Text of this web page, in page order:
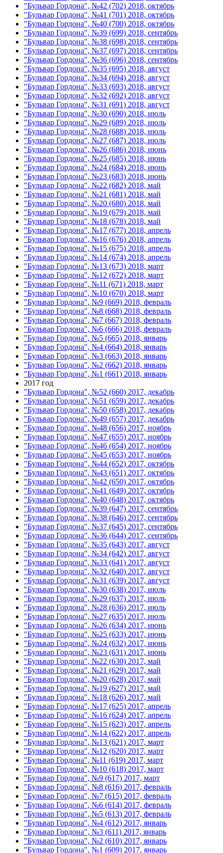
"Бульвар Гордона", №42 (702) 2018, октябрь
"Бульвар Гордона", №41 (701) 2018, октябрь
"Бульвар Гордона", №40 (700) 2018, октябрь
"Бульвар Гордона", №39 (699) 2018, сентябрь
"Бульвар Гордона", №38 (698) 2018, сентябрь
"Бульвар Гордона", №37 (697) 2018, сентябрь
"Бульвар Гордона", №36 (696) 2018, сентябрь
"Бульвар Гордона", №35 (695) 2018, август
"Бульвар Гордона", №34 (694) 2018, август
"Бульвар Гордона", №33 (693) 2018, август
"Бульвар Гордона", №32 (692) 2018, август
"Бульвар Гордона", №31 (691) 2018, август
"Бульвар Гордона", №30 (690) 2018, июль
"Бульвар Гордона", №29 (689) 2018, июль
"Бульвар Гордона", №28 (688) 2018, июль
"Бульвар Гордона", №27 (687) 2018, июль
"Бульвар Гордона", №26 (686) 2018, июнь
"Бульвар Гордона", №25 (685) 2018, июнь
"Бульвар Гордона", №24 (684) 2018, июнь
"Бульвар Гордона", №23 (683) 2018, июнь
"Бульвар Гордона", №22 (682) 2018, май
"Бульвар Гордона", №21 (681) 2018, май
"Бульвар Гордона", №20 (680) 2018, май
"Бульвар Гордона", №19 (679) 2018, май
"Бульвар Гордона", №18 (678) 2018, май
"Бульвар Гордона", №17 (677) 2018, апрель
"Бульвар Гордона", №16 (676) 2018, апрель
"Бульвар Гордона", №15 (675) 2018, апрель
"Бульвар Гордона", №14 (674) 2018, апрель
"Бульвар Гордона", №13 (673) 2018, март
"Бульвар Гордона", №12 (672) 2018, март
"Бульвар Гордона", №11 (671) 2018, март
"Бульвар Гордона", №10 (670) 2018, март
"Бульвар Гордона", №9 (669) 2018, февраль
"Бульвар Гордона", №8 (668) 2018, февраль
"Бульвар Гордона", №7 (667) 2018, февраль
"Бульвар Гордона", №6 (666) 2018, февраль
"Бульвар Гордона", №5 (665) 2018, январь
"Бульвар Гордона", №4 (664) 2018, январь
"Бульвар Гордона", №3 (663) 2018, январь
"Бульвар Гордона", №2 (662) 2018, январь
"Бульвар Гордона", №1 (661) 2018, январь
2017 год
"Бульвар Гордона", №52 (660) 2017, декабрь
"Бульвар Гордона", №51 (659) 2017, декабрь
"Бульвар Гордона", №50 (658) 2017, декабрь
"Бульвар Гордона", №49 (657) 2017, декабрь
"Бульвар Гордона", №48 (656) 2017, ноябрь
"Бульвар Гордона", №47 (655) 2017, ноябрь
"Бульвар Гордона", №46 (654) 2017, ноябрь
"Бульвар Гордона", №45 (653) 2017, ноябрь
"Бульвар Гордона", №44 (652) 2017, октябрь
"Бульвар Гордона", №43 (651) 2017, октябрь
"Бульвар Гордона", №42 (650) 2017, октябрь
"Бульвар Гордона", №41 (649) 2017, октябрь
"Бульвар Гордона", №40 (648) 2017, октябрь
"Бульвар Гордона", №39 (647) 2017, сентябрь
"Бульвар Гордона", №38 (646) 2017, сентябрь
"Бульвар Гордона", №37 (645) 2017, сентябрь
"Бульвар Гордона", №36 (644) 2017, сентябрь
"Бульвар Гордона", №35 (643) 2017, август
"Бульвар Гордона", №34 (642) 2017, август
"Бульвар Гордона", №33 (641) 2017, август
"Бульвар Гордона", №32 (640) 2017, август
"Бульвар Гордона", №31 (639) 2017, август
"Бульвар Гордона", №30 (638) 2017, июль
"Бульвар Гордона", №29 (637) 2017, июль
"Бульвар Гордона", №28 (636) 2017, июль
"Бульвар Гордона", №27 (635) 2017, июль
"Бульвар Гордона", №26 (634) 2017, июнь
"Бульвар Гордона", №25 (633) 2017, июнь
"Бульвар Гордона", №24 (632) 2017, июнь
"Бульвар Гордона", №23 (631) 2017, июнь
"Бульвар Гордона", №22 (630) 2017, май
"Бульвар Гордона", №21 (629) 2017, май
"Бульвар Гордона", №20 (628) 2017, май
"Бульвар Гордона", №19 (627) 2017, май
"Бульвар Гордона", №18 (626) 2017, май
"Бульвар Гордона", №17 (625) 2017, апрель
"Бульвар Гордона", №16 (624) 2017, апрель
"Бульвар Гордона", №15 (623) 2017, апрель
"Бульвар Гордона", №14 (622) 2017, апрель
"Бульвар Гордона", №13 (621) 2017, март
"Бульвар Гордона", №12 (620) 2017, март
"Бульвар Гордона", №11 (619) 2017, март
"Бульвар Гордона", №10 (618) 2017, март
"Бульвар Гордона", №9 (617) 2017, март
"Бульвар Гордона", №8 (616) 2017, февраль
"Бульвар Гордона", №7 (615) 2017, февраль
"Бульвар Гордона", №6 (614) 2017, февраль
"Бульвар Гордона", №5 (613) 2017, февраль
"Бульвар Гордона", №4 (612) 2017, январь
"Бульвар Гордона", №3 (611) 2017, январь
"Бульвар Гордона", №2 (610) 2017, январь
"Бульвар Гордона", №1 (609) 2017, январь